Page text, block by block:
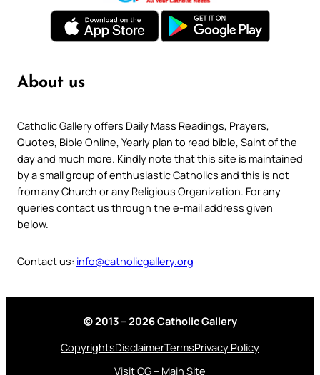
About us
Catholic Gallery offers Daily Mass Readings, Prayers,
Quotes, Bible Online, Yearly plan to read bible, Saint of the
day and much more. Kindly note that this site is maintained
by a small group of enthusiastic Catholics and this is not
from any Church or any Religious Organization. For any
queries contact us through the e-mail address given
below.
Contact us: info@catholicgallery.org
© 2013 – 2026 Catholic Gallery
CopyrightsDisclaimerTermsPrivacy Policy
Visit CG – Main Site